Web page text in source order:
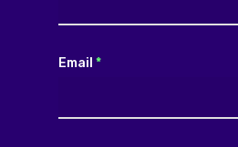
Email *